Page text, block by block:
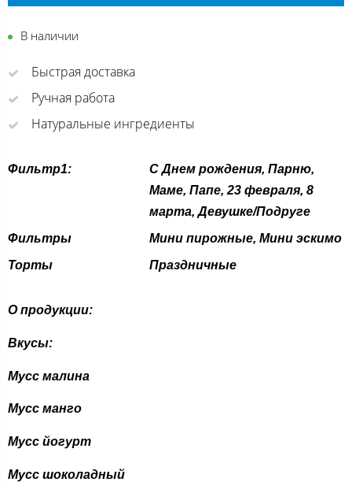
В наличии
Быстрая доставка
Ручная работа
Натуральные ингредиенты
Фильтр1:
С Днем рождения, Парню,
Маме, Папе, 23 февраля, 8
марта, Девушке/Подруге
Фильтры
Мини пирожные, Мини эскимо
Торты
Праздничные
О продукции:
Вкусы:
Мусс малина
Мусс манго
Мусс йогурт
Мусс шоколадный